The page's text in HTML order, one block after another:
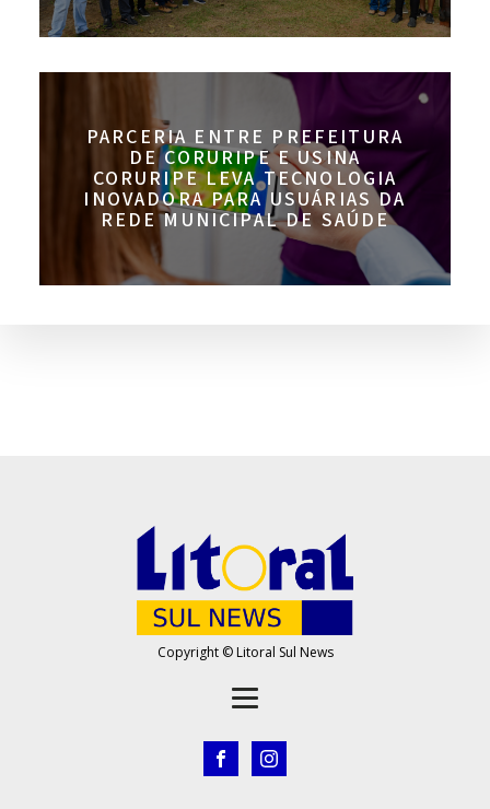
PARCERIA ENTRE PREFEITURA
DE CORURIPE E USINA
CORURIPE LEVA TECNOLOGIA
INOVADORA PARA USUÁRIAS DA
REDE MUNICIPAL DE SAÚDE
Copyright © Litoral Sul News